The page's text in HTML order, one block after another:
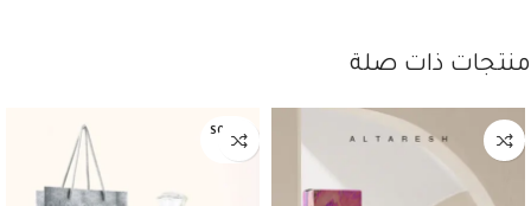
منتجات ذات صلة
SOLD O
UT